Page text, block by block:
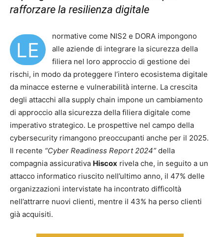
rafforzare la resilienza digitale
LE
normative come NIS2 e DORA impongono
alle aziende di integrare la sicurezza della
filiera nel loro approccio di gestione dei
rischi, in modo da proteggere l’intero ecosistema digitale
da minacce esterne e vulnerabilità interne. La crescita
degli attacchi alla supply chain impone un cambiamento
di approccio alla sicurezza della filiera digitale come
imperativo strategico. Le prospettive nel campo della
cybersecurity rimangono preoccupanti anche per il 2025.
Il recente “Cyber Readiness Report 2024” della
compagnia assicurativa Hiscox rivela che, in seguito a un
attacco informatico riuscito nell’ultimo anno, il 47% delle
organizzazioni intervistate ha incontrato difficoltà
nell’attrarre nuovi clienti, mentre il 43% ha perso clienti
già acquisiti.